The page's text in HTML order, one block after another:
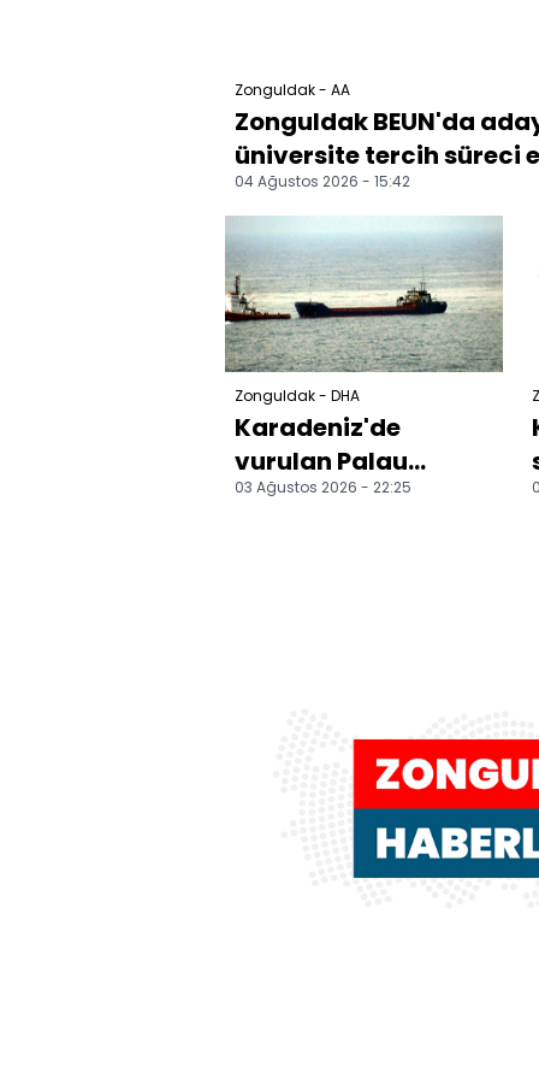
Zonguldak - AA
Zonguldak BEUN'da
üniversite tercih süreci
04 Ağustos 2026 - 15:42
Zonguldak - DHA
Karadeniz'de
vurulan Palau
bayraklı kuru yük
03 Ağustos 2026 - 22:25